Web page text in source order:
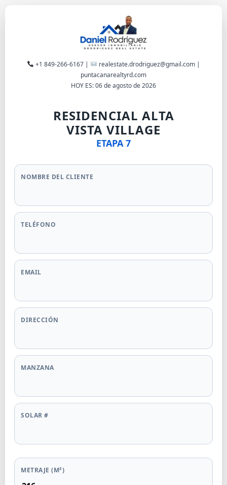
+1 849-266-6167 |
realestate.drodriguez@gmail.com |
puntacanarealtyrd.com
HOY ES:06 de agosto de 2026
RESIDENCIAL ALTA
VISTA VILLAGE
ETAPA 7
NOMBRE DEL CLIENTE
TELÉFONO
EMAIL
DIRECCIÓN
MANZANA
SOLAR #
METRAJE (M²)